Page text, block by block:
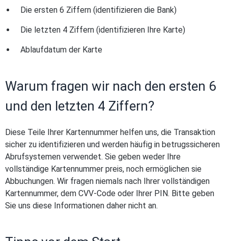
Die ersten 6 Ziffern (identifizieren die Bank)
Die letzten 4 Ziffern (identifizieren Ihre Karte)
Ablaufdatum der Karte
Warum fragen wir nach den ersten 6
und den letzten 4 Ziffern?
Diese Teile Ihrer Kartennummer helfen uns, die Transaktion
sicher zu identifizieren und werden häufig in betrugssicheren
Abrufsystemen verwendet. Sie geben weder Ihre
vollständige Kartennummer preis, noch ermöglichen sie
Abbuchungen. Wir fragen niemals nach Ihrer vollständigen
Kartennummer, dem CVV-Code oder Ihrer PIN. Bitte geben
Sie uns diese Informationen daher nicht an.